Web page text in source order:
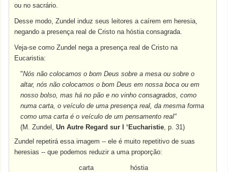
ou no sacrário.
Desse modo, Zundel induz seus leitores a caírem em heresia,
negando a presença real de Cristo na hóstia consagrada.
Veja-se como Zundel nega a presença real de Cristo na
Eucaristia:
"Nós não colocamos o bom Deus sobre a mesa ou sobre o
altar, nós não colocamos o bom Deus em nossa boca ou em
nosso bolso, mas há no pão e no vinho consagrados, como
numa carta, o veículo de uma presença real, da mesma forma
como uma carta é o veículo de um pensamento real"
(M. Zundel,Un Autre Regard sur l ‘Eucharistie, p. 31)
Zundel repetirá essa imagem -- ele é muito repetitivo de suas
heresias -- que podemos reduzir a uma proporção:
carta hóstia